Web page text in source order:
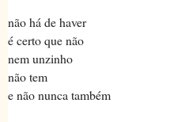
não há de haver
é certo que não
nem unzinho
não tem
e não nunca também